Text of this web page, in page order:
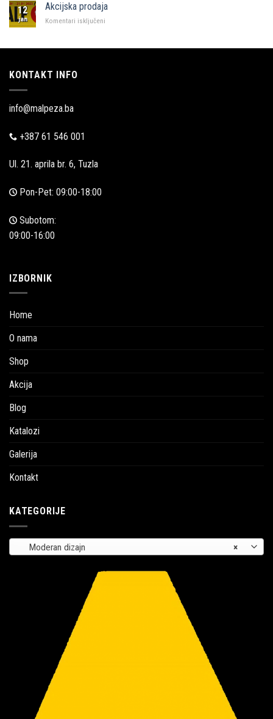
Zadru
12
jan
Akcijska prodaja
Komentari isključeni
KONTAKT INFO
info@malpeza.ba
+387 61 546 001
Ul. 21. aprila br. 6, Tuzla
Pon-Pet: 09:00-18:00
Subotom:
09:00-16:00
IZBORNIK
Home
O nama
Shop
Akcija
Blog
Katalozi
Galerija
Kontakt
KATEGORIJE
×
Moderan dizajn